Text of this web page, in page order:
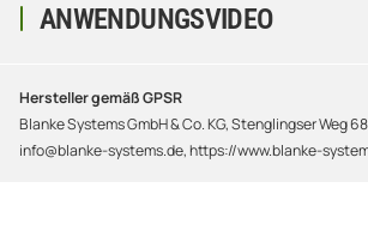
ANWENDUNGSVIDEO
Hersteller gemäß GPSR
Blanke Systems GmbH & Co. KG, Stenglingser Weg
info@blanke-systems.de, https://www.blanke-